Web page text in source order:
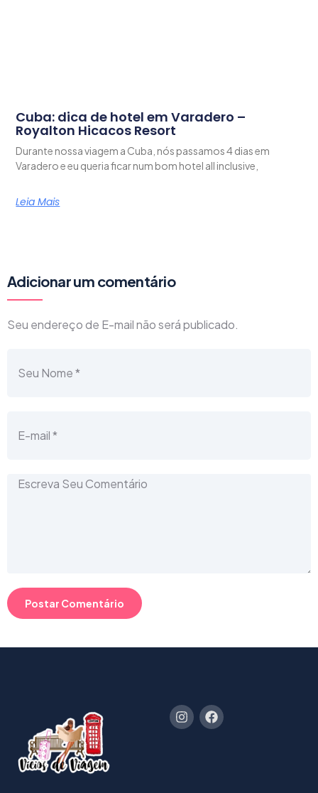
Cuba: dica de hotel em Varadero –
Royalton Hicacos Resort
Durante nossa viagem a Cuba, nós passamos 4 dias em
Varadero e eu queria ficar num bom hotel all inclusive,
Leia Mais
Adicionar um comentário
Seu endereço de E-mail não será publicado.